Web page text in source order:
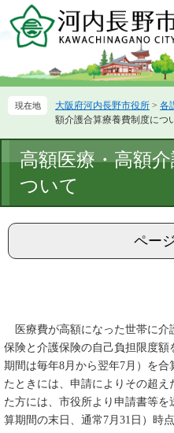
ー
先
ニ
を
て
大阪府河内長野市役所 > 各
額介護合算療養費制度につ
文
高額医療・高額
ついて
ペー
医療費が高額になった世帯に介
保険と介護保険の自己負担限度
期間は毎年8月から翌年7月）を
たときには、申請によりその超
た方には、市役所より申請書等
算期間の末日、通常7月31日）時